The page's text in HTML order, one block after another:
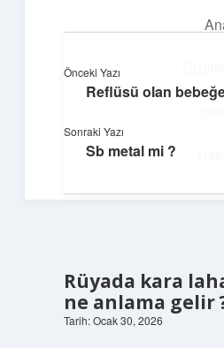
Dijital
Güncel paylaşımlar ve ilginç
Rüyada kara
ne anlama gelir
Tarih: Ocak 30, 2026
Önceki Yazı
Reflüsü olan
Sonraki Yazı
Sb metal mi ?